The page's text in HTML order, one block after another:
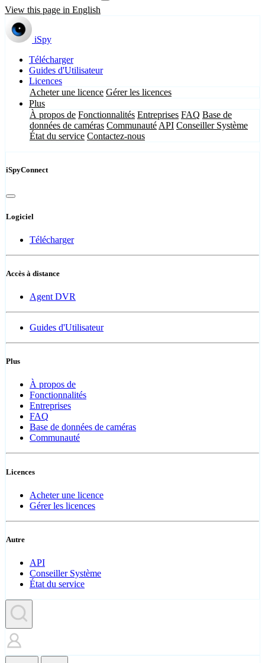
View this page in English
iSpy
Télécharger
Guides d'Utilisateur
Licences
Acheter une licence Gérer les licences
Plus
À propos de Fonctionnalités Entreprises FAQ Base de
données de caméras Communauté API Conseiller Système
État du service Contactez-nous
iSpyConnect
Logiciel
Télécharger
Accès à distance
Agent DVR
Guides d'Utilisateur
Plus
À propos de
Fonctionnalités
Entreprises
FAQ
Base de données de caméras
Communauté
Licences
Acheter une licence
Gérer les licences
Autre
API
Conseiller Système
État du service